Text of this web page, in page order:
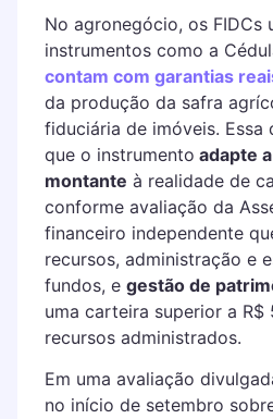
No agronegócio, os FIDCs
instrumentos como a
contam com garantias
da produção da safra
fiduciária de imóveis. Essa
que o instrumento adapte
montante à realidade de
conforme avaliação da
financeiro independente
recursos, administração e
fundos, e gestão de
uma carteira superior a R$
recursos administrados.
Em uma avaliação
no início de setembro